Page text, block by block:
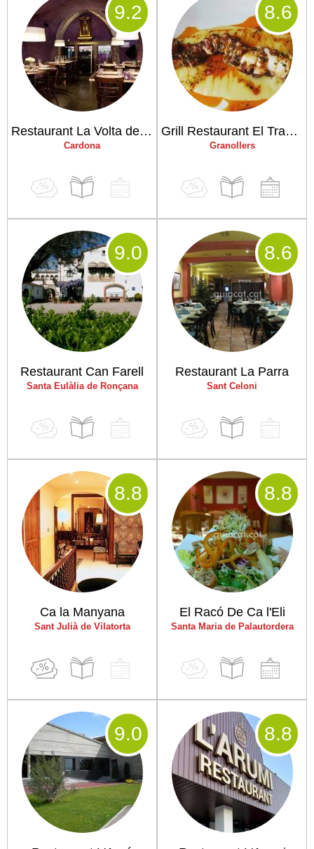
Restaurant La Volta del Rector
Cardona
9.2
Grill Restaurant El Trabuc
Granollers
8.6
Restaurant Can Farell
Santa Eulàlia de Ronçana
9.0
Restaurant La Parra
Sant Celoni
8.6
Ca la Manyana
Sant Julià de Vilatorta
8.8
El Racó De Ca l'Eli
Santa Maria de Palautordera
8.8
9.0 8.8